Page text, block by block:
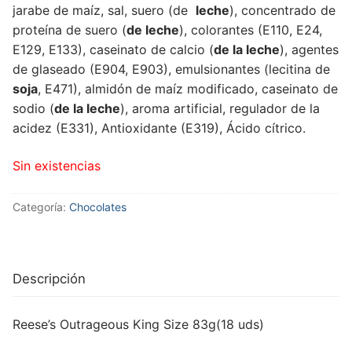
jarabe de maíz, sal, suero (de leche), concentrado de
proteína de suero (de leche), colorantes (E110, E24,
E129, E133), caseinato de calcio (de la leche), agentes
de glaseado (E904, E903), emulsionantes (lecitina de
soja, E471), almidón de maíz modificado, caseinato de
sodio (de la leche), aroma artificial, regulador de la
acidez (E331), Antioxidante (E319), Ácido cítrico.
Sin existencias
Categoría: Chocolates
Descripción
Reese’s Outrageous King Size 83g(18 uds)